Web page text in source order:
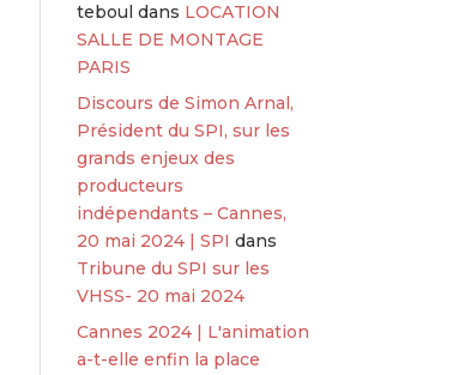
teboul dans LOCATION
SALLE DE MONTAGE
PARIS
Discours de Simon Arnal,
Président du SPI, sur les
grands enjeux des
producteurs
indépendants – Cannes,
20 mai 2024 | SPI dans
Tribune du SPI sur les
VHSS- 20 mai 2024
Cannes 2024 | L'animation
a-t-elle enfin la place